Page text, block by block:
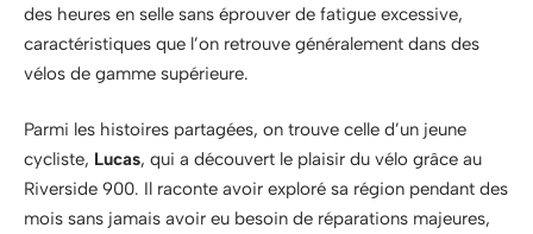
des heures en selle sans éprouver de fatigue excessive,
caractéristiques que l’on retrouve généralement dans des
vélos de gamme supérieure.
Parmi les histoires partagées, on trouve celle d’un jeune
cycliste, Lucas, qui a découvert le plaisir du vélo grâce au
Riverside 900. Il raconte avoir exploré sa région pendant des
mois sans jamais avoir eu besoin de réparations majeures,